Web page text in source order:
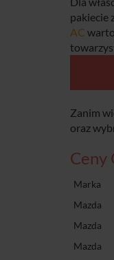
pakiecie
AC
Zanim
oraz
Ceny
Marka
Mazda
Mazda
Mazda